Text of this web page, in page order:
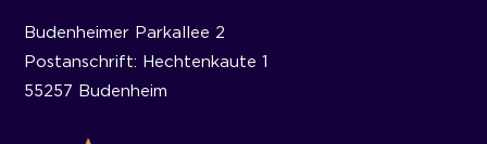
Budenheimer Parkallee 2
Postanschrift: Hechtenkaute 1
55257 Budenheim